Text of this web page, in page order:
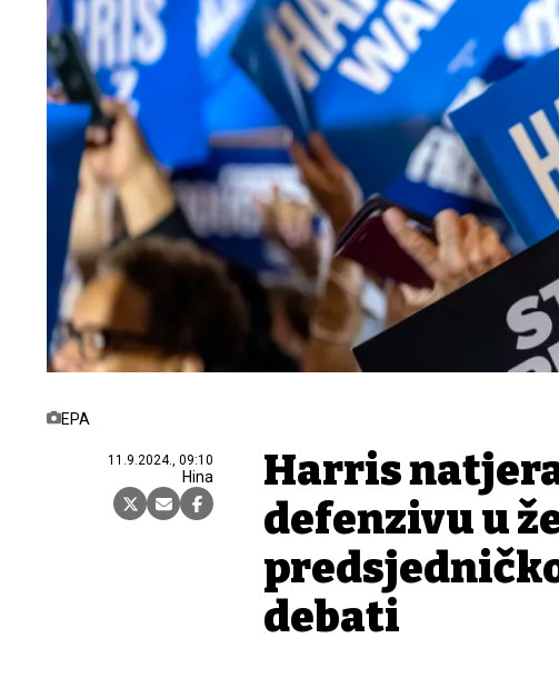
EPA
11.9.2024., 09:10
Hina
Harris
defenzivu u
debati